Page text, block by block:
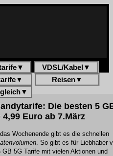
▼ VDSL/Kabel ▼
▼ Reisen▼
▼
Die besten 5
Euro ab 7.März
Wochenende gibt es die schnellen
. So gibt es für Liebhaber
GB 5G Tarife mit vielen Aktionen und